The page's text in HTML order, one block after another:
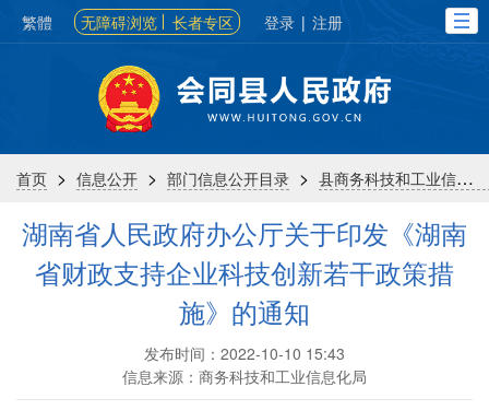
繁體 无障碍浏览 长者专区 登录 | 注册
首页 > 信息公开 > 部门信息公开目录 > 县商务科技和工业信息化局
湖南省人民政府办公厅关于印发《湖南
省财政支持企业科技创新若干政策措
施》的通知
发布时间：2022-10-10 15:43
信息来源：商务科技和工业信息化局